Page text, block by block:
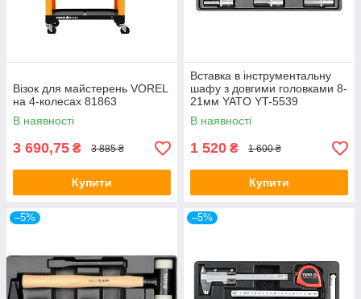
Візок для майстерень VOREL
на 4-колесах 81863
В наявності
3 690,75 ₴ 3 885 ₴
Купити
Вставка в інструментальну
шафу з довгими головками 8-
21мм YATO YT-5539
В наявності
1 520 ₴ 1 600 ₴
Купити
–5% –5%